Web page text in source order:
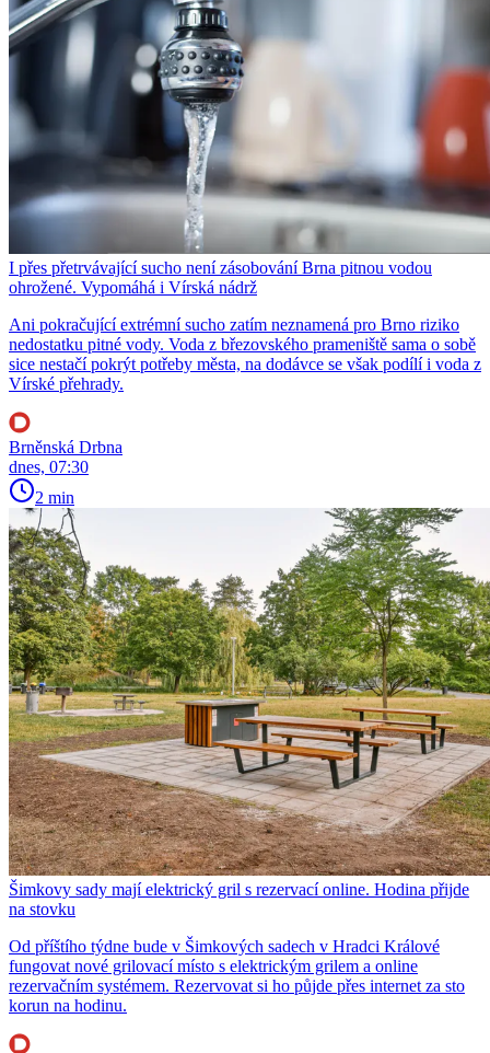
I přes přetrvávající sucho není zásobování Brna pitnou vodou
ohrožené. Vypomáhá i Vírská nádrž
Ani pokračující extrémní sucho zatím neznamená pro Brno riziko
nedostatku pitné vody. Voda z březovského prameniště sama o sobě
sice nestačí pokrýt potřeby města, na dodávce se však podílí i voda z
Vírské přehrady.
Brněnská Drbna
dnes, 07:30
2 min
Šimkovy sady mají elektrický gril s rezervací online. Hodina přijde
na stovku
Od příštího týdne bude v Šimkových sadech v Hradci Králové
fungovat nové grilovací místo s elektrickým grilem a online
rezervačním systémem. Rezervovat si ho půjde přes internet za sto
korun na hodinu.